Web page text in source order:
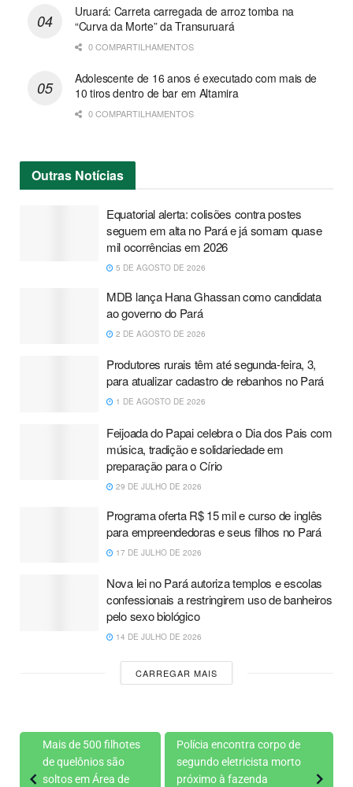
Uruará: Carreta carregada de arroz tomba na
“Curva da Morte” da Transuruará
0 COMPARTILHAMENTOS
Adolescente de 16 anos é executado com mais de
10 tiros dentro de bar em Altamira
0 COMPARTILHAMENTOS
Outras Notícias
Equatorial alerta: colisões contra postes
seguem em alta no Pará e já somam quase
mil ocorrências em 2026
5 DE AGOSTO DE 2026
MDB lança Hana Ghassan como candidata
ao governo do Pará
2 DE AGOSTO DE 2026
Produtores rurais têm até segunda-feira, 3,
para atualizar cadastro de rebanhos no Pará
1 DE AGOSTO DE 2026
Feijoada do Papai celebra o Dia dos Pais com
música, tradição e solidariedade em
preparação para o Círio
29 DE JULHO DE 2026
Programa oferta R$ 15 mil e curso de inglês
para empreendedoras e seus filhos no Pará
17 DE JULHO DE 2026
Nova lei no Pará autoriza templos e escolas
confessionais a restringirem uso de banheiros
pelo sexo biológico
14 DE JULHO DE 2026
CARREGAR MAIS
Mais de 500 filhotes
de quelônios são
soltos em Área de
Polícia encontra corpo de
segundo eletricista morto
próximo à fazenda